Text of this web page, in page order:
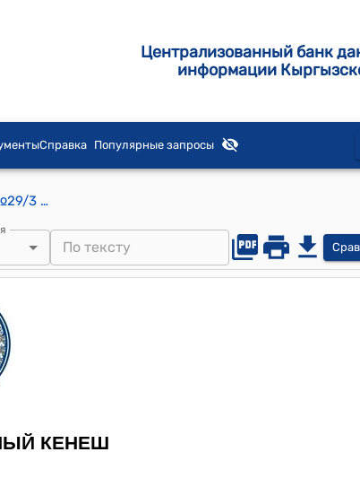
Централизованный банк
информации
Справка Популярные запросы
Постановление Ленинского айылного Кенеша от 28- сентября 2012 года №29/3 "О заявлении жителя села Согонду Ленинского айылного округа Абдылдаева Турарбека о озеленении непригодной для сельского хозяйства земли."